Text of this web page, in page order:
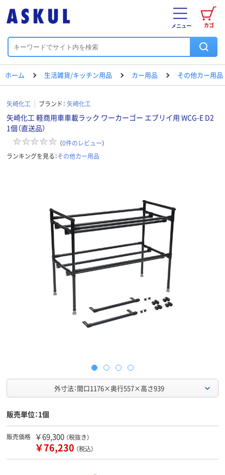
カゴ
メニュー
ホーム 生活雑貨/キッチン用品 カー用品 その他カー用品
矢崎化工 ブランド： 矢崎化工
矢崎化工 軽商用車車載ラック ワーカーゴー エブリイ用 WCG-E D2
1個（直送品）
（0件のレビュー）
ランキングを見る：その他カー用品
外寸法：間口1176×奥行557×高さ939
販売単位：1個
販売価格 ￥69,300 （税抜き）
￥76,230 （税込）